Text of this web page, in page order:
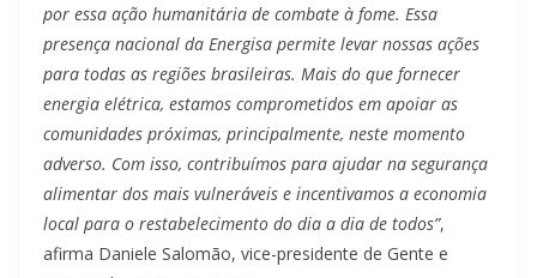
por essa ação humanitária de combate à fome. Essa
presença nacional da Energisa permite levar nossas ações
para todas as regiões brasileiras. Mais do que fornecer
energia elétrica, estamos comprometidos em apoiar as
comunidades próximas, principalmente, neste momento
adverso. Com isso, contribuímos para ajudar na segurança
alimentar dos mais vulneráveis e incentivamos a economia
local para o restabelecimento do dia a dia de todos”,
afirma Daniele Salomão, vice-presidente de Gente e